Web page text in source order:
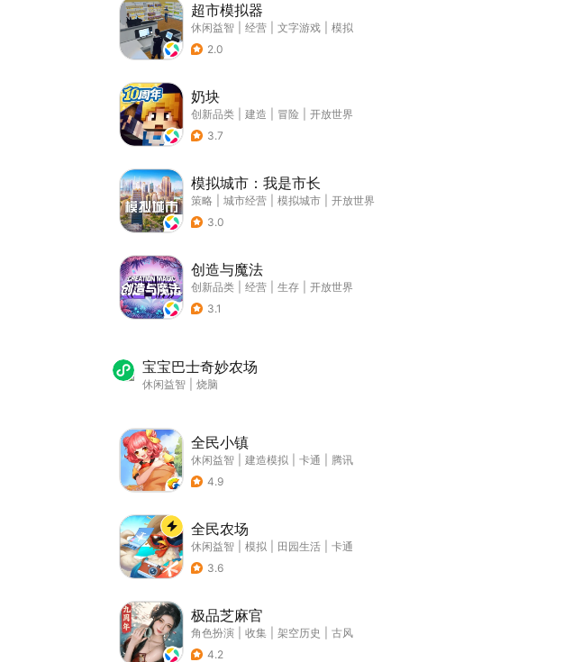
超市模拟器
休闲益智 经营 文字游戏
模拟
2.0
奶块
创新品类 建造 冒险
开放世界
3.7
模拟城市：我是市长
策略 城市经营 模拟城市
开放世界
3.0
创造与魔法
创新品类 经营 生存
开放世界
3.1
宝宝巴士奇妙农场
休闲益智 烧脑
全民小镇
休闲益智 建造模拟 卡通
腾讯
4.9
全民农场
休闲益智 模拟 田园生活
卡通
3.6
极品芝麻官
角色扮演 收集 架空历史
古风
4.2